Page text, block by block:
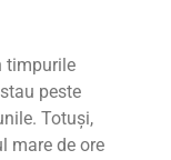
timpurile
peste
Totuși,
mare de ore